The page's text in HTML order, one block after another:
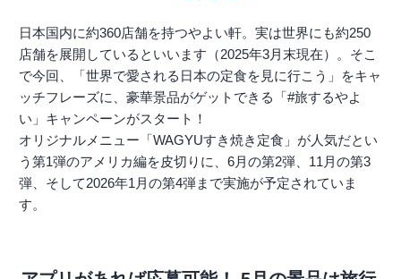
日本国内に約360店舗を持つやよい軒。実は世界にも約250
店舗を展開しているといいます（2025年3月末現在）。そこ
で今回、「世界で愛される日本の定食を見に行こう」をキャ
ッチフレーズに、豪華景品がゲットできる「#旅するやよ
い」キャンペーンがスタート！
オリジナルメニュー「WAGYUすき焼き定食」が人気だとい
う第1弾のアメリカ編を皮切りに、6月の第2弾、11月の第3
弾、そして2026年1月の第4弾まで実施が予定されていま
す。